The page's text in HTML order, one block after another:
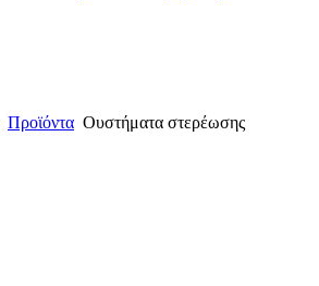
Προϊόντα Oυστήματα στερέωσης